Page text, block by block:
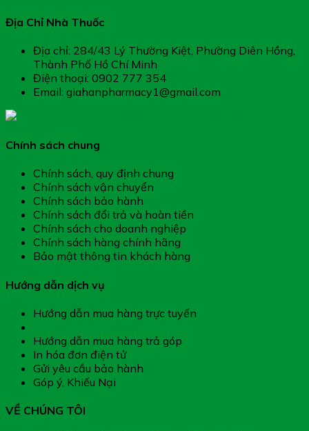
Địa Chỉ Nhà Thuốc
Địa chỉ: 284/43 Lý Thường Kiệt, Phường Diên Hồng,
Thành Phố Hồ Chí Minh
Điện thoại: 0902 777 354
Email: giahanpharmacy1@gmail.com
Chính sách chung
Chính sách, quy định chung
Chính sách vận chuyển
Chính sách bảo hành
Chính sách đổi trả và hoàn tiền
Chính sách cho doanh nghiệp
Chính sách hàng chính hãng
Bảo mật thông tin khách hàng
Hướng dẫn dịch vụ
Hướng dẫn mua hàng trực tuyến
Hướng dẫn mua hàng trả góp
In hóa đơn điện tử
Gửi yêu cầu bảo hành
Góp ý, Khiếu Nại
VỀ CHÚNG TÔI